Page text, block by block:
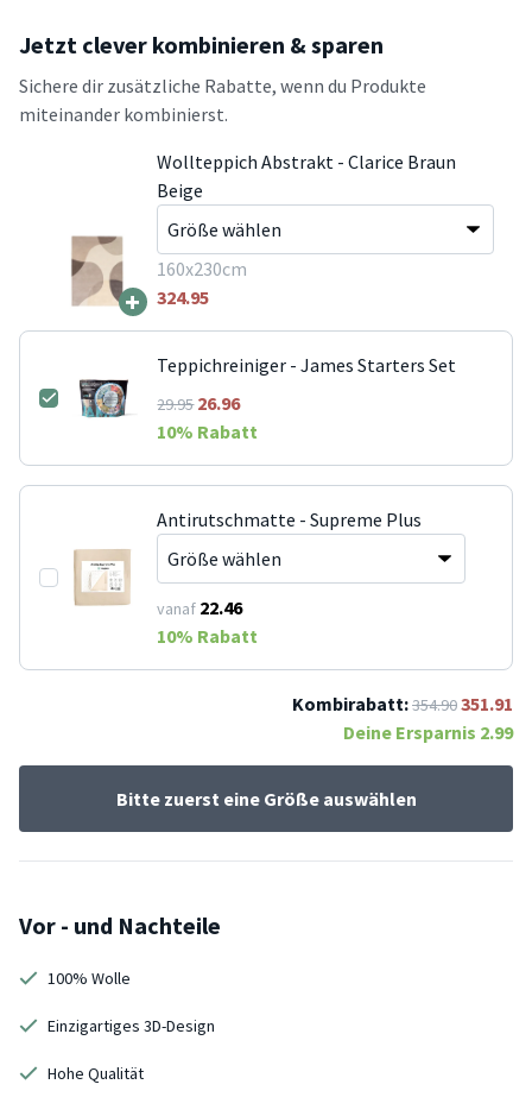
Jetzt clever kombinieren & sparen
Sichere dir zusätzliche Rabatte, wenn du Produkte
miteinander kombinierst.
+
Wollteppich Abstrakt - Clarice Braun
Beige
160x230cm
324.95
Teppichreiniger - James Starters Set
29.9526.96
10% Rabatt
Antirutschmatte - Supreme Plus
vanaf 22.46
10% Rabatt
Kombirabatt:354.90351.91
Deine Ersparnis 2.99
Bitte zuerst eine Größe auswählen
Vor - und Nachteile
100% Wolle
Einzigartiges 3D-Design
Hohe Qualität